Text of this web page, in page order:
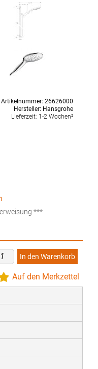
Artikelnummer: 26626000
Hersteller: Hansgrohe
Lieferzeit: 1-2 Wochen²
***
In den Warenkorb
Auf den Merkzettel